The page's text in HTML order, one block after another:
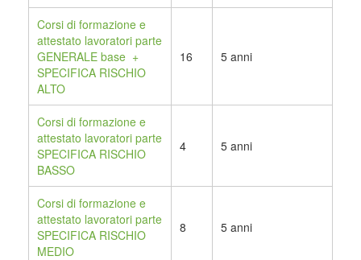
Corsi di formazione e
attestato lavoratori parte
GENERALE base +
SPECIFICA RISCHIO
ALTO
16 5 anni
Corsi di formazione e
attestato lavoratori parte
SPECIFICA RISCHIO
BASSO
4 5 anni
Corsi di formazione e
attestato lavoratori parte
SPECIFICA RISCHIO
MEDIO
8 5 anni